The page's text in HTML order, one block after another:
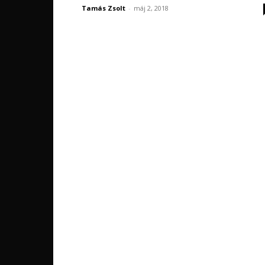
Tamás Zsolt - máj 2, 2018